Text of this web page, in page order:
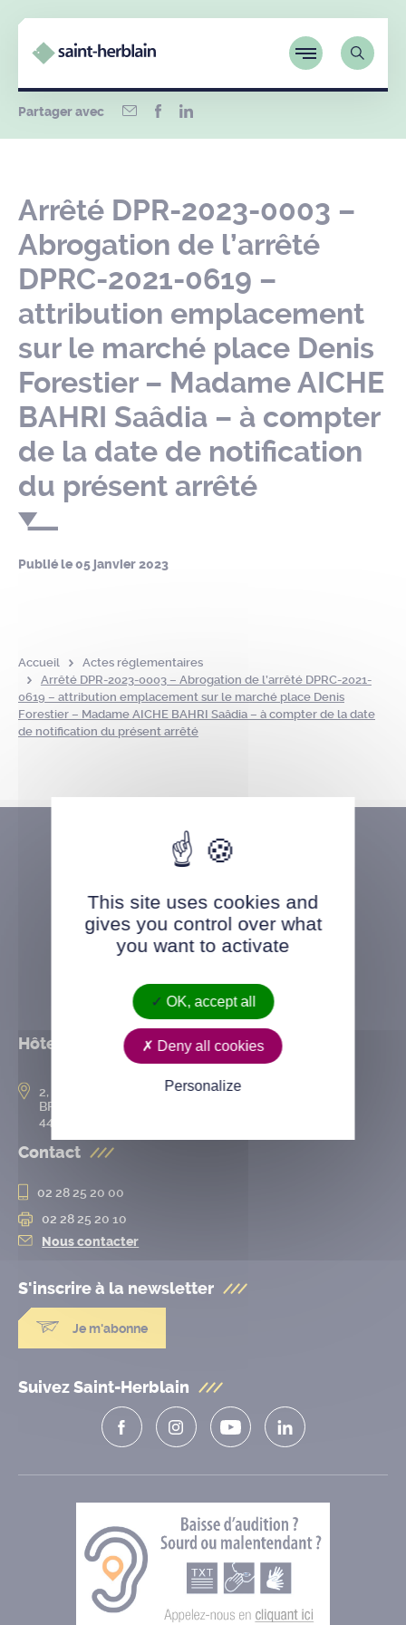
Partager avec
Arrêté DPR-2023-0003 –
Abrogation de l’arrêté
DPRC-2021-0619 –
attribution emplacement
sur le marché place Denis
Forestier – Madame AICHE
BAHRI Saâdia – à compter
de la date de notification
du présent arrêté
Publié le05 janvier 2023
Accueil
Actes réglementaires
Arrêté DPR-2023-0003 – Abrogation de l’arrêté DPRC-2021-
0619 – attribution emplacement sur le marché place Denis
Forestier – Madame AICHE BAHRI Saâdia – à compter de la date
de notification du présent arrêté
Hôtel de ville
2, rue de l’Hôtel-de-Ville
BP 50167
44802 Saint-Herblain cedex
Contact
02 28 25 20 00
02 28 25 20 10
Nous contacter
S'inscrire à la newsletter
Je m'abonne
Suivez Saint-Herblain
This site uses cookies and
gives you control over what
you want to activate
OK, accept all
Deny all cookies
Personalize